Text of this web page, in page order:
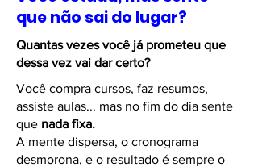
que não sai do lugar?
Quantas vezes você já prometeu que
dessa vez vai dar certo?
Você compra cursos, faz resumos,
assiste aulas... mas no fim do dia sente
que nada fixa.
A mente dispersa, o cronograma
desmorona, e o resultado é sempre o